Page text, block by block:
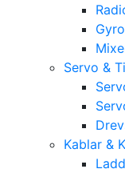
Gyro
Servo &
Kablar &